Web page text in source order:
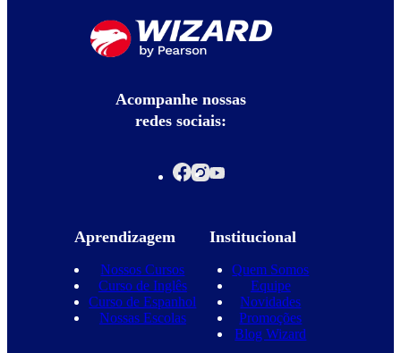
Acompanhe nossas
redes sociais:
Aprendizagem
Nossos Cursos
Curso de Inglês
Curso de Espanhol
Nossas Escolas
Institucional
Quem Somos
Equipe
Novidades
Promoções
Blog Wizard